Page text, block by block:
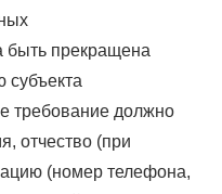
быть прекращена
требование должно
отчество (при
(номер телефона,